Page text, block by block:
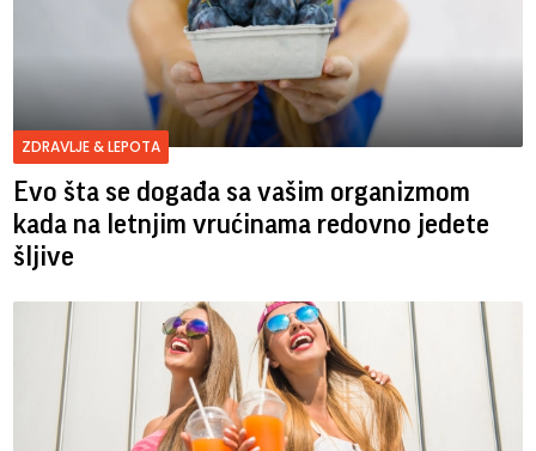
ZDRAVLJE & LEPOTA
Evo šta se događa sa vašim organizmom
kada na letnjim vrućinama redovno jedete
šljive